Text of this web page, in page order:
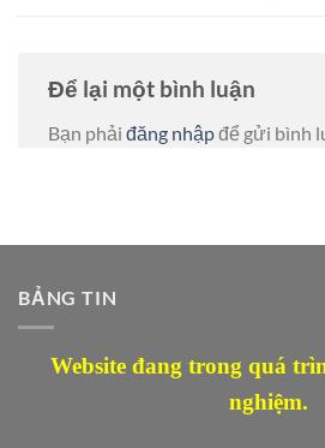
Để lại một bình luận
Bạn phải đăng nhậpđể gửi bình
BẢNG TIN
Website đang trong quá
nghiệm.